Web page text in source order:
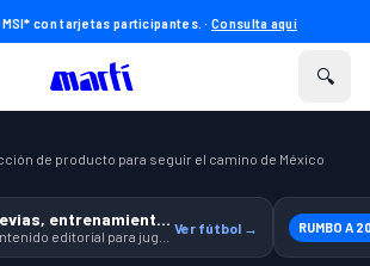
MSI* con tarjetas participantes. ·Consulta aquí
🔍
de producto para seguir el camino de México
Previas, entrenamiento y producto Ver fútbol → RUMBO A